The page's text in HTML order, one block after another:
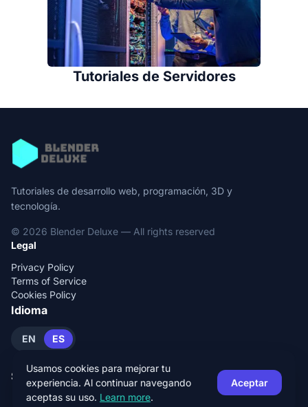
Tutoriales de Servidores
Tutoriales de desarrollo web, programación, 3D y
tecnología.
© 2026 Blender Deluxe — All rights reserved
Legal
Privacy Policy
Terms of Service
Cookies Policy
Idioma
EN ES
Social
Usamos cookies para mejorar tu
experiencia. Al continuar navegando
aceptas su uso. Learn more.
Aceptar